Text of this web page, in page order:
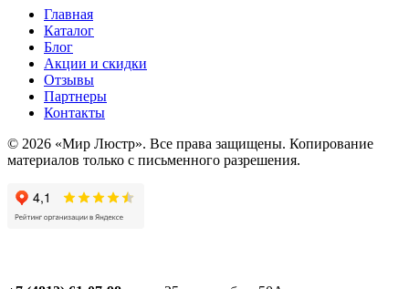
Главная
Каталог
Блог
Акции и скидки
Отзывы
Партнеры
Контакты
© 2026 «Мир Люстр». Все права защищены. Копирование
материалов только с письменного разрешения.